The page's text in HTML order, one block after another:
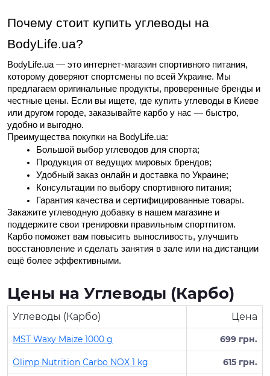
Почему стоит купить углеводы на
BodyLife.ua?
BodyLife.ua — это интернет-магазин спортивного питания,
которому доверяют спортсмены по всей Украине. Мы
предлагаем оригинальные продукты, проверенные бренды и
честные цены. Если вы ищете, где купить углеводы в Киеве
или другом городе, заказывайте карбо у нас — быстро,
удобно и выгодно.
Преимущества покупки на BodyLife.ua:
Большой выбор углеводов для спорта;
Продукция от ведущих мировых брендов;
Удобный заказ онлайн и доставка по Украине;
Консультации по выбору спортивного питания;
Гарантия качества и сертифицированные товары.
Закажите углеводную добавку в нашем магазине и
поддержите свои тренировки правильным спортпитом.
Карбо поможет вам повысить выносливость, улучшить
восстановление и сделать занятия в зале или на дистанции
ещё более эффективными.
Цены на Углеводы (Карбо)
Углеводы (Карбо) Цена
MST Waxy Maize 1000 g 699 грн.
Olimp Nutrition Carbo NOX 1 kg 615 грн.